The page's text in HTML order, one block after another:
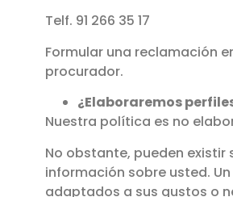
Telf. 91 266 35 17
Formular una reclamación
procurador.
¿Elaboraremos
Nuestra política es no
No obstante, pueden
información sobre usted.
adaptados a sus gustos o